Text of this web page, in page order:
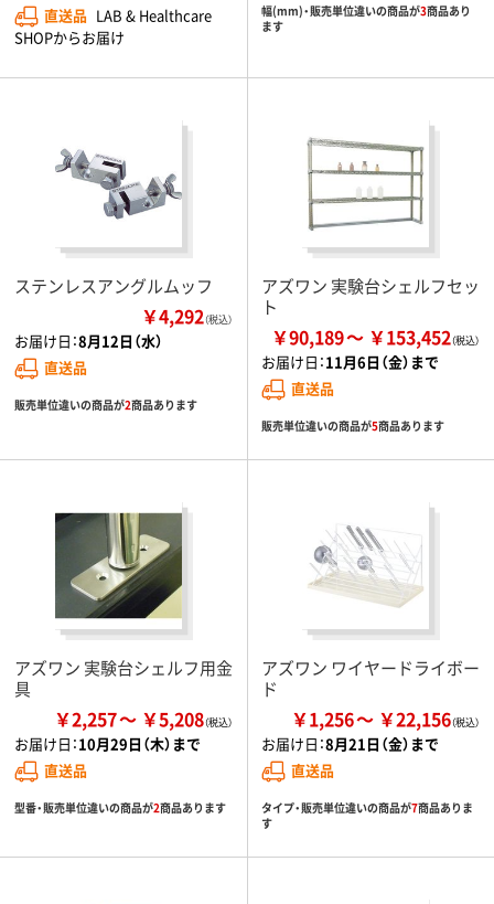
直送品 LAB & Healthcare
SHOPからお届け
幅(mm)・販売単位違いの商品が3商品あり
ます
ステンレスアングルムッフ
￥4,292（税込）
お届け日：8月12日（水）
直送品
販売単位違いの商品が2商品あります
アズワン 実験台シェルフセッ
ト
￥90,189 ￥153,452
お届け日：11月6日（金）まで
直送品
販売単位違いの商品が5商品あります
アズワン 実験台シェルフ用金
具
￥2,257 ￥5,208
お届け日：10月29日（木）まで
直送品
型番・販売単位違いの商品が2商品あります
アズワン ワイヤードライボー
ド
￥1,256 ￥22,156
お届け日：8月21日（金）まで
直送品
タイプ・販売単位違いの商品が7商品ありま
す